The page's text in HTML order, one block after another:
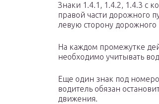
Знаки 1.4.1, 1.4.2, 1.4.3 с
правой части дорожного
левую сторону
На каждом промежутке
необходимо учитывать
Еще один знак под
водитель обязан
движения.